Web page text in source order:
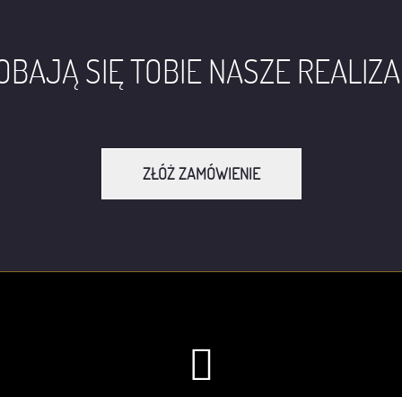
SIĘ TOBIE NASZE
ZŁÓŻ ZAMÓWIENIE